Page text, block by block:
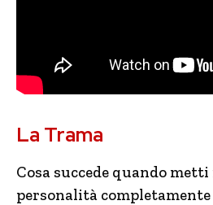
La Trama
Cosa succede quando
personalità